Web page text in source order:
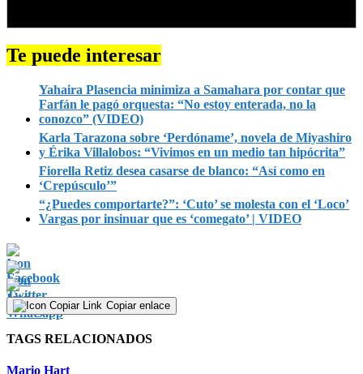
Te puede interesar
Yahaira Plasencia minimiza a Samahara por contar que
Farfán le pagó orquesta: “No estoy enterada, no la
conozco” (VIDEO)
Karla Tarazona sobre ‘Perdóname’, novela de Miyashiro
y Érika Villalobos: “Vivimos en un medio tan hipócrita”
Fiorella Retiz desea casarse de blanco: “Así como en
‘Crepúsculo’”
“¿Puedes comportarte?”: ‘Cuto’ se molesta con el ‘Loco’
Vargas por insinuar que es ‘comegato’ | VIDEO
Copiar enlace
TAGS RELACIONADOS
Mario Hart